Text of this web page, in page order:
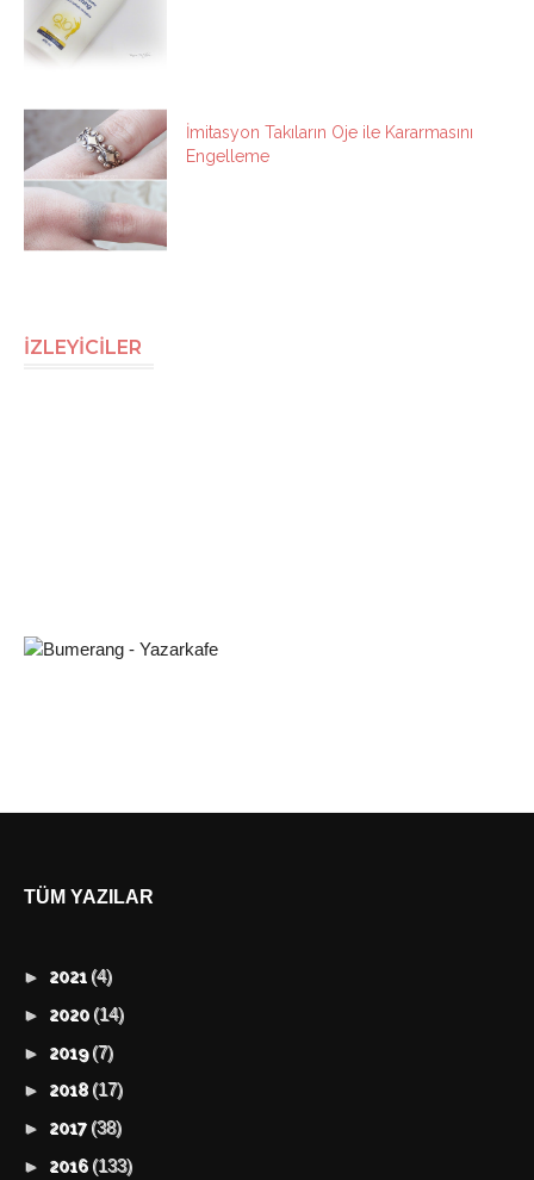
İmitasyon Takıların Oje ile Kararmasını
Engelleme
İZLEYİCİLER
TÜM YAZILAR
► 2021 (4)
► 2020 (14)
► 2019(7)
► 2018 (17)
► 2017 (38)
► 2016 (133)